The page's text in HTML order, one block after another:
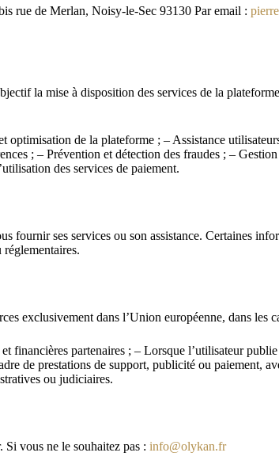
rue de Merlan, Noisy-le-Sec 93130 Par email :
la mise à disposition des services de la
optimisation de la plateforme ; – Assistance
; – Prévention et détection des fraudes ; –
des services de paiement.
fournir ses services ou son assistance. Certaines
exclusivement dans l’Union européenne, dans les
financières partenaires ; – Lorsque l’utilisateur
de prestations de support, publicité ou paiement,
ou judiciaires.
Si vous ne le souhaitez pas : info@olykan.fr